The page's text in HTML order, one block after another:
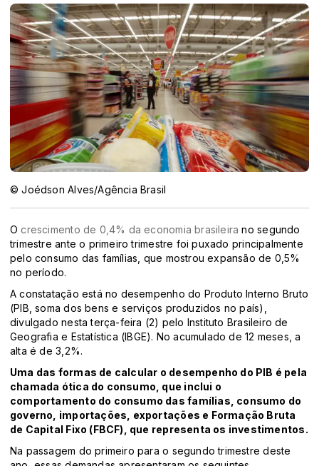
© Joédson Alves/Agência Brasil
Ocrescimento de 0,4% da economia brasileira no segundo
trimestre ante o primeiro trimestre foi puxado principalmente
pelo consumo das famílias, que mostrou expansão de 0,5%
no período.
A constatação está no desempenho do Produto Interno Bruto
(PIB, soma dos bens e serviços produzidos no país),
divulgado nesta terça-feira (2) pelo Instituto Brasileiro de
Geografia e Estatística (IBGE). No acumulado de 12 meses, a
alta é de 3,2%.
Uma das formas de calcular o desempenho do PIB é pela
chamada ótica do consumo, que inclui o
comportamento do consumo das famílias, consumo do
governo, importações, exportações e Formação Bruta
de Capital Fixo (FBCF), que representa os investimentos.
Na passagem do primeiro para o segundo trimestre deste